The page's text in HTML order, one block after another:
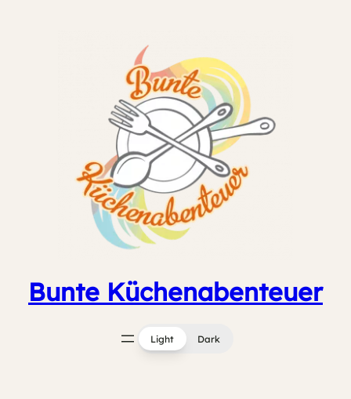
Bunte Küchenabenteuer
Light Dark